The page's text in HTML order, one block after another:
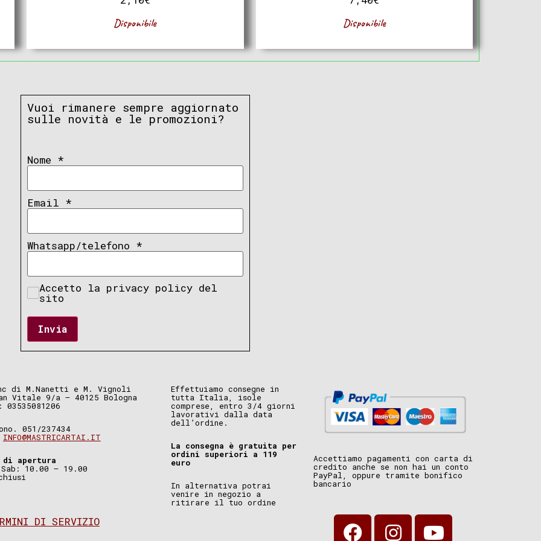
Disponibile Disponibile
Vuoi rimanere sempre aggiornato
sulle novità e le promozioni?
Nome *
Email *
Whatsapp/telefono *
Accetto la privacy policy del
sito
Invia
di M.Nanetti e M. Vignoli
Vitale 9/a – 40125 Bologna
051/237434
INFO@MASTRICARTAI.IT
di apertura
10.00 – 19.00
DI SERVIZIO
Effettuiamo consegne in
tutta Italia, isole
comprese, entro 3/4 giorni
lavorativi dalla data
dell’ordine.
La consegna è gratuita per
ordini superiori a 119
euro
In alternativa potrai
venire in negozio a
ritirare il tuo ordine
Accettiamo pagamenti con carta di
credito anche se non hai un conto
PayPal, oppure tramite bonifico
bancario